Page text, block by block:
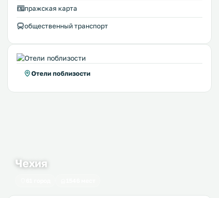
пражская карта
общественный транспорт
Отели поблизости
Чехия